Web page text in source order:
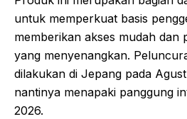
untuk memperkuat basis
memberikan akses mudah dan
yang menyenangkan.
dilakukan di Jepang pada
nantinya menapaki panggung
2026.